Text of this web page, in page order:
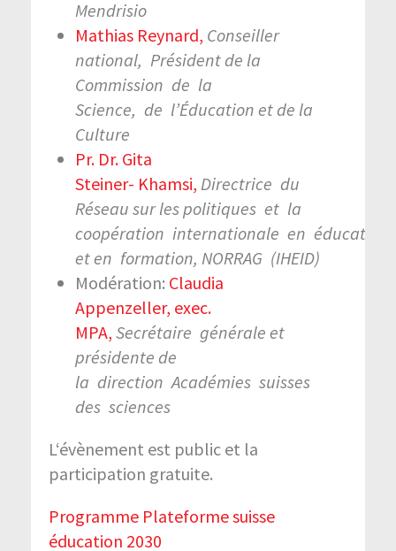
Mendrisio
Mathias Reynard, Conseiller
national, Président de la
Commission de la
Science, de l’Éducation et de la
Culture
Pr. Dr. Gita
Steiner- Khamsi, Directrice du
Réseau sur les politiques et la
coopération internationale en éducation
et en formation, NORRAG (IHEID)
Modération: Claudia
Appenzeller, exec.
MPA, Secrétaire générale et
présidente de
la direction Académies suisses
des sciences
L‘évènement est public et la
participation gratuite.
Programme Plateforme suisse
éducation 2030